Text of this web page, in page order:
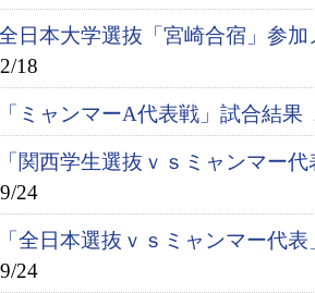
日本大学選抜「宮崎合宿」参
18
「ミャンマーA代表戦」試合結果
「関西学生選抜ｖｓミャンマー
24
「全日本選抜ｖｓミャンマー代
24